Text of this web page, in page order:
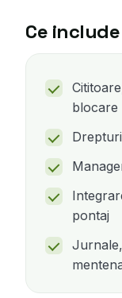
Ce
blocare
pontaj